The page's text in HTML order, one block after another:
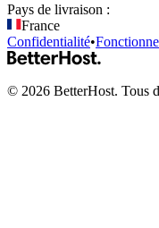
Pays de livraison :
France
Confidentialité•
© 2026 BetterHost. Tous